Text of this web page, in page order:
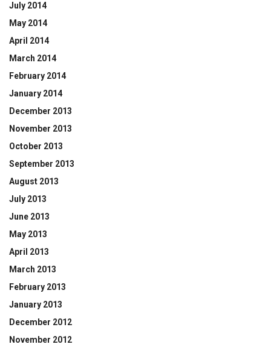
July 2014
May 2014
April 2014
March 2014
February 2014
January 2014
December 2013
November 2013
October 2013
September 2013
August 2013
July 2013
June 2013
May 2013
April 2013
March 2013
February 2013
January 2013
December 2012
November 2012